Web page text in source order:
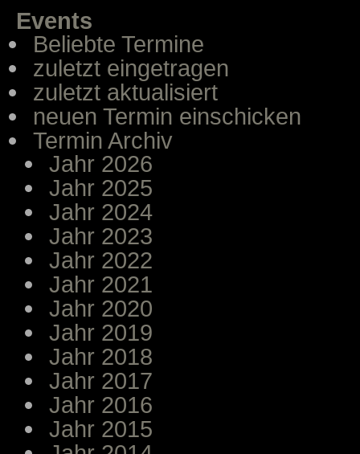
Events
Beliebte Termine
zuletzt eingetragen
zuletzt aktualisiert
neuen Termin einschicken
Termin Archiv
Jahr 2026
Jahr 2025
Jahr 2024
Jahr 2023
Jahr 2022
Jahr 2021
Jahr 2020
Jahr 2019
Jahr 2018
Jahr 2017
Jahr 2016
Jahr 2015